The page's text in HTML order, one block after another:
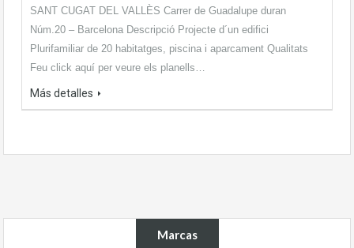
SANT CUGAT DEL VALLÈS Carrer de Guadalupe duran
Núm.20 – Barcelona Descripció Projecte d´un edifici
Plurifamiliar de 20 habitatges, piscina i aparcament Qualitats
Feu click aquí per veure els planells…
Más detalles
Marcas